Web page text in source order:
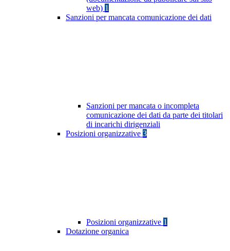
web) 1
Sanzioni per mancata comunicazione dei dati
Sanzioni per mancata o incompleta
comunicazione dei dati da parte dei titolari
di incarichi dirigenziali
Posizioni organizzative 3
Posizioni organizzative 1
Dotazione organica